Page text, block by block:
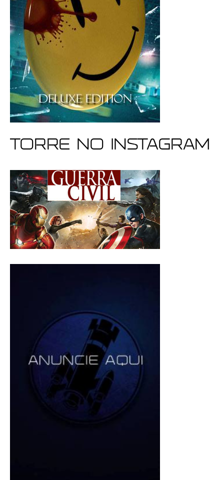
Torre no Instagram